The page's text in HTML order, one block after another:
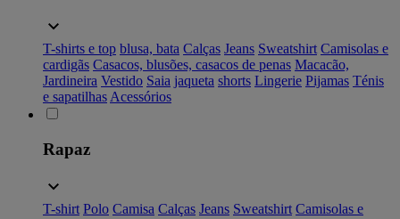
T-shirts e top blusa, bata Calças Jeans Sweatshirt Camisolas e
cardigãs Casacos, blusões, casacos de penas Macacão,
Jardineira Vestido Saia jaqueta shorts Lingerie Pijamas Ténis
e sapatilhas Acessórios
Rapaz
T-shirt Polo Camisa Calças Jeans Sweatshirt Camisolas e